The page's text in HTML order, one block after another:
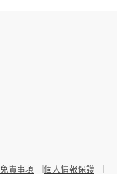
責事項
個人情報保護